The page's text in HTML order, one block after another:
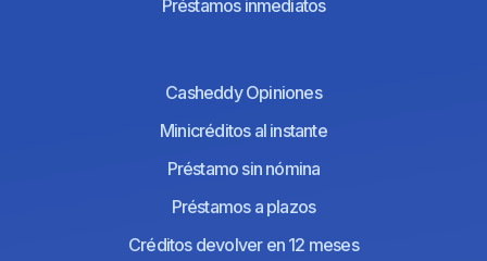
Préstamos inmediatos
Casheddy Opiniones
Minicréditos al instante
Préstamo sin nómina
Préstamos a plazos
Créditos devolver en 12 meses